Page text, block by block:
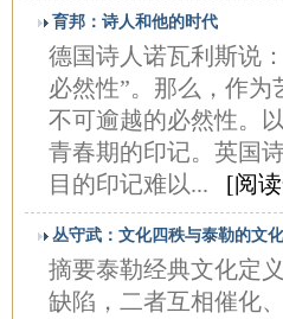
育邦：诗人和他的时代
德国诗人诺瓦利斯说
必然性”。那么，作
不可逾越的必然性。
青春期的印记。英国
目的印记难以... [阅
丛守武：文化四秩与泰勒的文
摘要泰勒经典文化定
缺陷，二者互相催化